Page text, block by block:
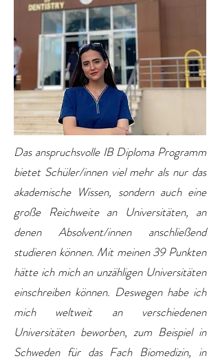
Das anspruchsvolle IB Diploma Programm
bietet Schüler/innen viel mehr als nur das
akademische Wissen, sondern auch eine
große Reichweite an Universitäten, an
denen Absolvent/innen anschließend
studieren können. Mit meinen 39 Punkten
hätte ich mich an unzähligen Universitäten
einschreiben können. Deswegen habe ich
mich weltweit an verschiedenen
Universitäten beworben, zum Beispiel in
Schweden für das Fach Biomedizin, in